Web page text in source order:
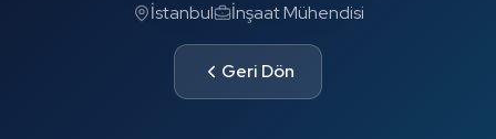
İstanbul İnşaat Mühendisi
Geri Dön